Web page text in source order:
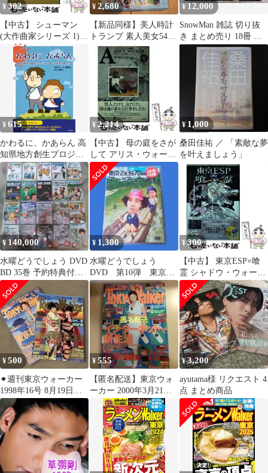
¥ 302
【中古】 シューマン
(大作曲家シリーズ 1) /
アラン・ウォーカー、
横溝亮一 / 東京音楽社
¥2,680
【新品同様】美人時計
トランプ 素人美女54
人・シロート女性 (検
品済み)
¥12,000
SnowMan 雑誌 切り抜
き まとめ売り 18冊 ポ
スター ステッカー 付き
¥615
かわるに、かあらん 高
知県地方創生プロジェ
クトにかけた男たち/Ｋ
ＡＤＯＫＡＷＡ/東京ウ
ォーカー編集部（単行
本）
¥ 2,214
【中古】 母の庭をさが
して アリス・ウォーカ
ー集1 (アメリカ・コラ
ムニスト全集 5) / アリ
ス・ウォーカー、荒こ
のみ / 東京書籍
¥ 1,000
桑田佳祐 ／ 「素敵な夢
を叶えましょう」
¥140,000
水曜どうでしょう DVD
BD 35巻 予約特典付き
初版
¥ 1,300
水曜どうでしょう
DVD 第10弾 東京ウ
ォーカー マレーシア
ジャングル探検
¥ 300
【中古】 東京ESP×喰
霊 シャドウ・ウォーカ
ー (角川コミックス・
エース KCA160-27) / 瀬
川はじめ / KADOKAWA
¥500
⚫︎週刊東京ウォーカー
1998年16号 8月19日号 2
冊セット⚫︎
¥555
【匿名配送】東京ウォ
ーカー 2000年3月21日
深田恭子 吉井怜 ト
ムハンクス
¥3,200
ayutama様 リクエスト 4
点 まとめ商品